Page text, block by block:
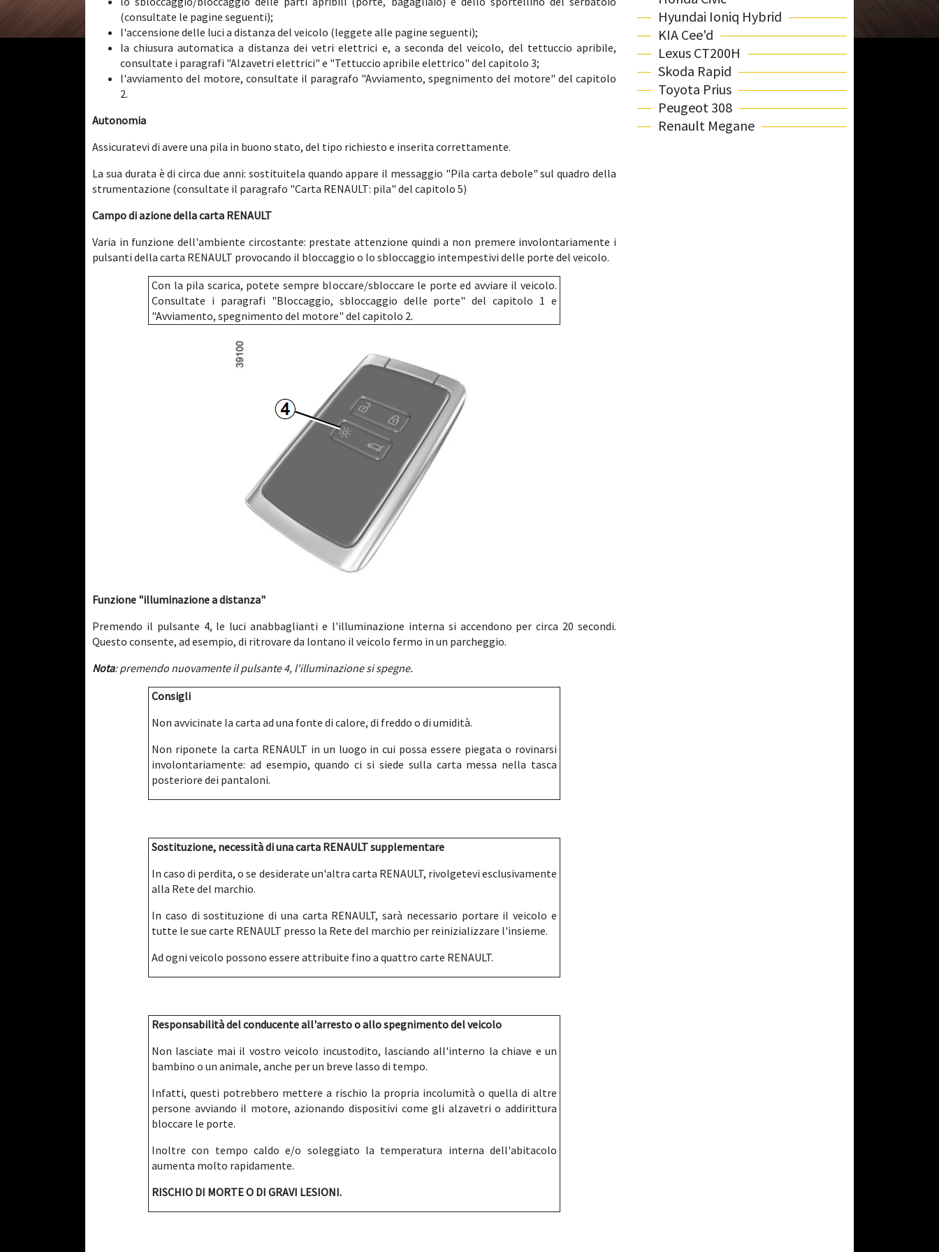
(consultate le pagine seguenti);
l'accensione delle luci a distanza del veicolo (leggete alle pagine seguenti);
la chiusura automatica a distanza dei vetri elettrici e, a seconda del veicolo, del tettuccio apribile,
consultate i paragrafi "Alzavetri elettrici" e "Tettuccio apribile elettrico" del capitolo 3;
l'avviamento del motore, consultate il paragrafo "Avviamento, spegnimento del motore" del capitolo
2.
Autonomia
Assicuratevi di avere una pila in buono stato, del tipo richiesto e inserita correttamente.
La sua durata è di circa due anni: sostituitela quando appare il messaggio "Pila carta debole" sul quadro della
strumentazione (consultate il paragrafo "Carta RENAULT: pila" del capitolo 5)
Campo di azione della carta RENAULT
Varia in funzione dell'ambiente circostante: prestate attenzione quindi a non premere involontariamente i
pulsanti della carta RENAULT provocando il bloccaggio o lo sbloccaggio intempestivi delle porte del veicolo.
Con la pila scarica, potete sempre bloccare/sbloccare le porte ed avviare il veicolo.
Consultate i paragrafi "Bloccaggio, sbloccaggio delle porte" del capitolo 1 e
"Avviamento, spegnimento del motore" del capitolo 2.
Funzione "illuminazione a distanza"
Premendo il pulsante 4, le luci anabbaglianti e l'illuminazione interna si accendono per circa 20 secondi.
Questo consente, ad esempio, di ritrovare da lontano il veicolo fermo in un parcheggio.
Nota: premendo nuovamente il pulsante 4, l'illuminazione si spegne.
Consigli
Non avvicinate la carta ad una fonte di calore, di freddo o di umidità.
Non riponete la carta RENAULT in un luogo in cui possa essere piegata o rovinarsi
involontariamente: ad esempio, quando ci si siede sulla carta messa nella tasca
posteriore dei pantaloni.
Sostituzione, necessità di una carta RENAULT supplementare
In caso di perdita, o se desiderate un'altra carta RENAULT, rivolgetevi esclusivamente
alla Rete del marchio.
In caso di sostituzione di una carta RENAULT, sarà necessario portare il veicolo e
tutte le sue carte RENAULT presso la Rete del marchio per reinizializzare l'insieme.
Ad ogni veicolo possono essere attribuite fino a quattro carte RENAULT.
Responsabilità del conducente all'arresto o allo spegnimento del veicolo
Non lasciate mai il vostro veicolo incustodito, lasciando all'interno la chiave e un
bambino o un animale, anche per un breve lasso di tempo.
Infatti, questi potrebbero mettere a rischio la propria incolumità o quella di altre
persone avviando il motore, azionando dispositivi come gli alzavetri o addirittura
bloccare le porte.
Inoltre con tempo caldo e/o soleggiato la temperatura interna dell'abitacolo
aumenta molto rapidamente.
RISCHIO DI MORTE O DI GRAVI LESIONI.
Hyundai Ioniq Hybrid
KIA Cee'd
Lexus CT200H
Skoda Rapid
Toyota Prius
Peugeot 308
Renault Megane